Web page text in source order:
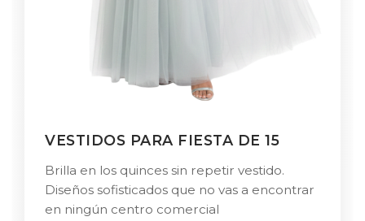
VESTIDOS PARA FIESTA DE 15
Brilla en los quinces sin repetir vestido.
Diseños sofisticados que no vas a encontrar
en ningún centro comercial